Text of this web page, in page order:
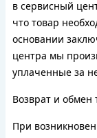
в сервисный
что товар
основании
центра мы
уплаченные за
Возврат и обмен
При